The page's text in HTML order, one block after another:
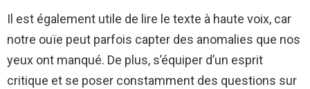
Il est également utile de lire le texte à haute voix, car
notre ouïe peut parfois capter des anomalies que nos
yeux ont manqué. De plus, s’équiper d’un esprit
critique et se poser constamment des questions sur